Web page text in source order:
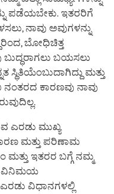
ಪಡೆಯಬೇಕು. ಇತರರಿಗೆ
ನಾವು ಅವುಗಳನ್ನು
ಬೋಧಿಚಿತ್ತ
ಬುದ್ಧರಾಗಲು ಬಯಸಲು
ಸ್ಥಿತಿಯೆಂಬುದಾಗಿದ್ದು ಮತ್ತು
ಕಾರಣವು ನಾವು
ಎರಡು ಮುಖ್ಯ
ಮತ್ತು ಪರಿಣಾಮ
ಇತರರ ಬಗ್ಗೆ ನಮ್ಮ
ವಿನಿಮಯ
ಎರಡು ವಿಧಾನಗಳಲ್ಲಿ